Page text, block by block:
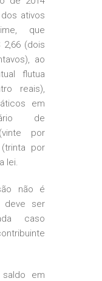
ativos
que
2,66 (dois
ao
flutua
reais),
em
de
por
por
lei.
não é
deve ser
caso
em